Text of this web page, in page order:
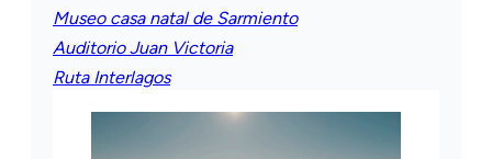
Museo casa natal de Sarmiento
Auditorio Juan Victoria
Ruta Interlagos